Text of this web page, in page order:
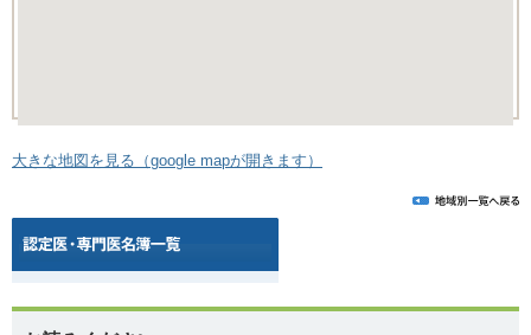
大きな地図を見る（google mapが開きます）